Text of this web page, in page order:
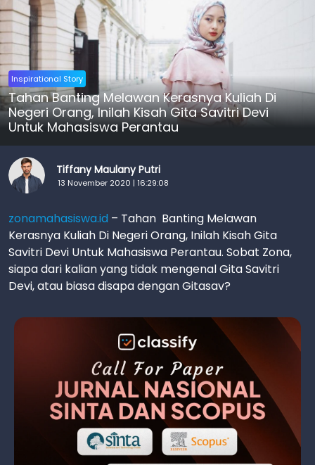
Inspirational Story
Tahan Banting Melawan Kerasnya Kuliah Di
Negeri Orang, Inilah Kisah Gita Savitri Devi
Untuk Mahasiswa Perantau
Tiffany Maulany Putri
13 November 2020 | 16:29:08
zonamahasiswa.id – Tahan Banting Melawan
Kerasnya Kuliah Di Negeri Orang, Inilah Kisah Gita
Savitri Devi Untuk Mahasiswa Perantau. Sobat Zona,
siapa dari kalian yang tidak mengenal Gita Savitri
Devi, atau biasa disapa dengan Gitasav?